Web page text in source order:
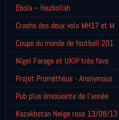
Ebola ~ Hezbollah
Crashs des deux vols MH17 et M
Coupe du monde de football 201
Nigel Farage et UKIP très favo
Projet Prométhéus - Anonymous
Pub plus émouvante de l'année
Kazakhstan Neige rose 13/08/13